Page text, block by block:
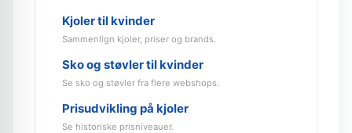
Kjoler til kvinder
Sammenlign kjoler, priser og brands.
Sko og støvler til kvinder
Se sko og støvler fra flere webshops.
Prisudvikling på kjoler
Se historiske prisniveauer.